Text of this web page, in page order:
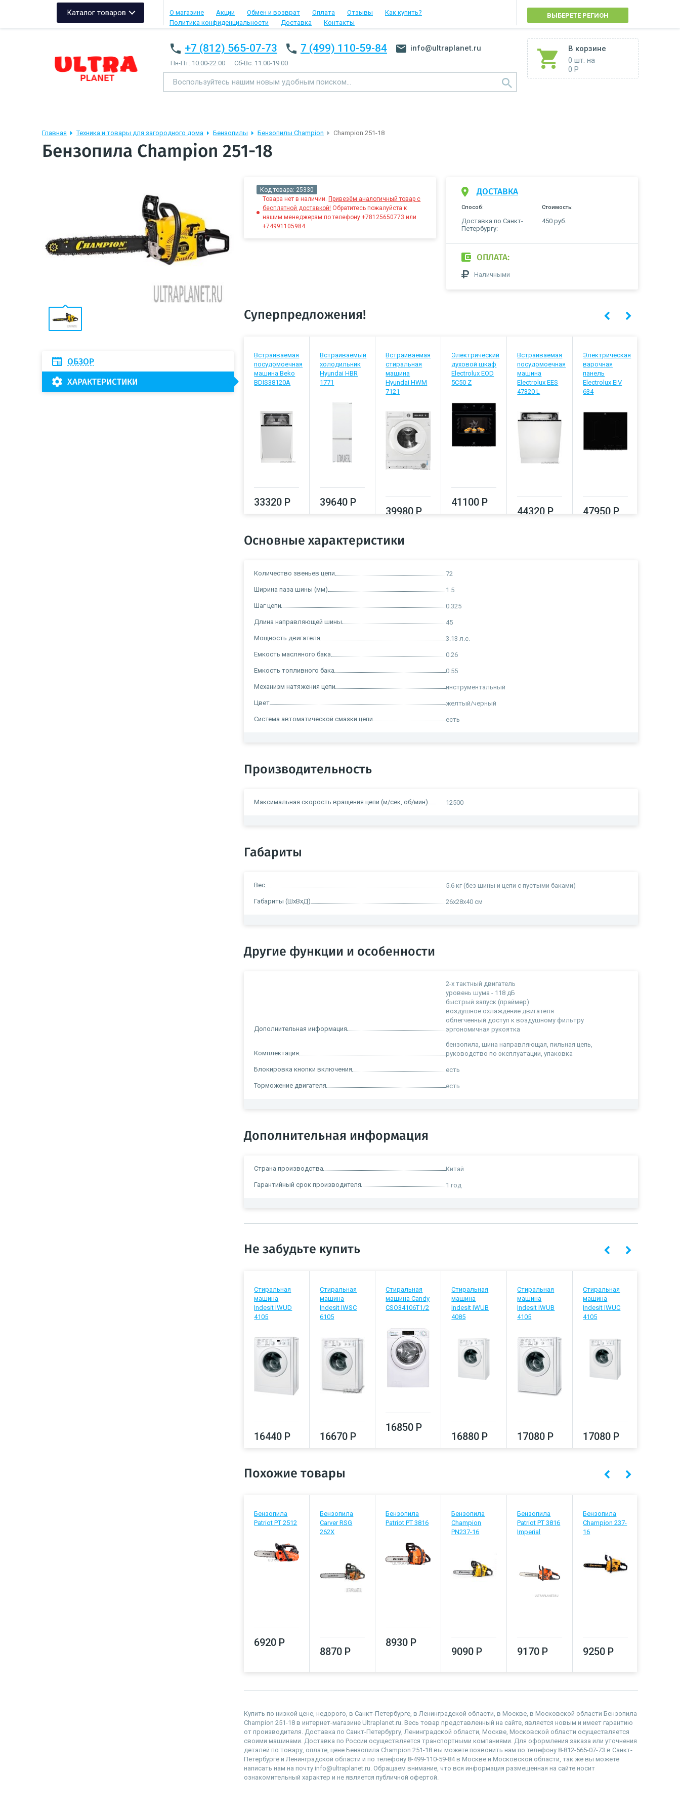
Каталог товаров О магазине Акции Обмен и возврат Оплата Отзывы
Как купить?
Политика конфиденциальности
Доставка Контакты
ВЫБЕРЕТЕ РЕГИОН
В корзине
0 шт. на
0 Р
+7 (812) 565-07-73 7 (499) 110-59-84 info@ultraplanet.ru
Пн-Пт: 10:00-22:00 Сб-Вс: 11:00-19:00
Главная Техника и товары для загородного дома Бензопилы Бензопилы Champion Champion 251-18
Бензопила Champion 251-18
ОБЗОР
ХАРАКТЕРИСТИКИ
Код товара: 25330
Товара нет в наличии. Привезём аналогичный товар с
бесплатной доставкой! Обратитесь пожалуйста к
нашим менеджерам по телефону +78125650773 или
+74991105984.
ДОСТАВКА
Способ: Стоимость:
Доставка по Санкт-
Петербургу:
450 руб.
ОПЛАТА:
Наличными
Суперпредложения!
Встраиваемая
посудомоечная
машина Beko
BDIS38120A
33320 Р
Встраиваемый
холодильник
Hyundai HBR
1771
39640 Р
Встраиваемая
стиральная
машина
Hyundai HWM
7121
39980 Р
Электрический
духовой шкаф
Electrolux EOD
5C50 Z
41100 Р
Встраиваемая
посудомоечная
машина
Electrolux EES
47320 L
44320 Р
Электрическая
варочная
панель
Electrolux EIV
634
47950 Р
Основные характеристики
Количество звеньев цепи 72
Ширина паза шины (мм) 1.5
Шаг цепи 0.325
Длина направляющей шины 45
Мощность двигателя 3.13 л.с.
Емкость масляного бака 0.26
Емкость топливного бака 0.55
Механизм натяжения цепи инструментальный
Цвет желтый/черный
Система автоматической смазки цепи есть
Производительность
Максимальная скорость вращения цепи (м/сек, об/мин) 12500
Габариты
Вес 5.6 кг (без шины и цепи с пустыми баками)
Габариты (ШxВxД) 26х28х40 см
Другие функции и особенности
Дополнительная информация
2-х тактный двигатель
уровень шума - 118 дБ
быстрый запуск (праймер)
воздушное охлаждение двигателя
облегченный доступ к воздушному фильтру
эргономичная рукоятка
Комплектация
бензопила, шина направляющая, пильная цепь,
руководство по эксплуатации, упаковка
Блокировка кнопки включения есть
Торможение двигателя есть
Дополнительная информация
Страна производства Китай
Гарантийный срок производителя 1 год
Не забудьте купить
Стиральная
машина
Indesit IWUD
4105
16440 Р
Стиральная
машина
Indesit IWSC
6105
16670 Р
Стиральная
машина Candy
CSO34106T1/2
16850 Р
Стиральная
машина
Indesit IWUB
4085
16880 Р
Стиральная
машина
Indesit IWUB
4105
17080 Р
Стиральная
машина
Indesit IWUC
4105
17080 Р
Похожие товары
Бензопила
Patriot PT 2512
6920 Р
Бензопила
Carver RSG
262Х
8870 Р
Бензопила
Patriot PT 3816
8930 Р
Бензопила
Champion
PN237-16
9090 Р
Бензопила
Patriot PT 3816
Imperial
9170 Р
Бензопила
Champion 237-
16
9250 Р
Купить по низкой цене, недорого, в Санкт-Петербурге, в Ленинградской области, в Москве, в Московской области Бензопила
Champion 251-18 в интернет-магазине Ultraplanet.ru. Весь товар представленный на сайте, является новым и имеет гарантию
от производителя. Доставка по Санкт-Петербургу, Ленинградской области, Москве, Московской области осуществляется
своими машинами. Доставка по России осуществляется транспортными компаниями. Для оформления заказа или уточнения
деталей по товару, оплате, цене Бензопила Champion 251-18 вы можете позвонить нам по телефону 8-812-565-07-73 в Санкт-
Петербурге и Ленинградской области и по телефону 8-499-110-59-84 в Москве и Московской области, так же вы можете
написать нам на почту info@ultraplanet.ru. Обращаем внимание, что вся информация размещенная на сайте носит
ознакомительный характер и не является публичной офертой.